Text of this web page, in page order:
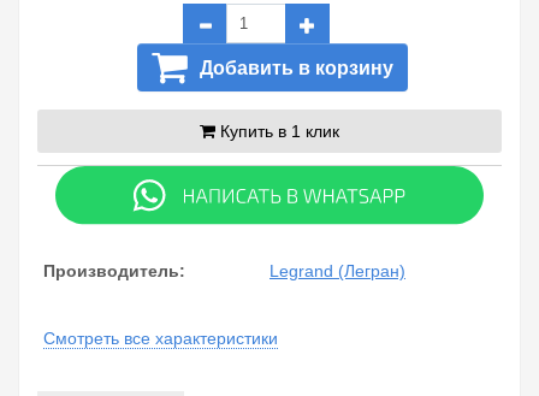
Добавить в корзину
Купить в 1 клик
Производитель: Legrand (Легран)
Смотреть все характеристики